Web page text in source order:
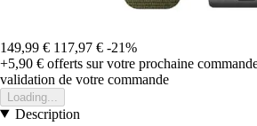
149,99 € 117,97 € -21%
+5,90 € offerts sur votre prochaine
validation de votre commande
Loading...
Description